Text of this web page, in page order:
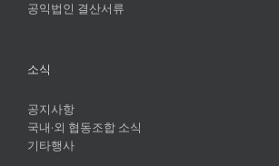
공익법인 결산서류
소식
공지사항
국내·외 협동조합 소식
기타행사